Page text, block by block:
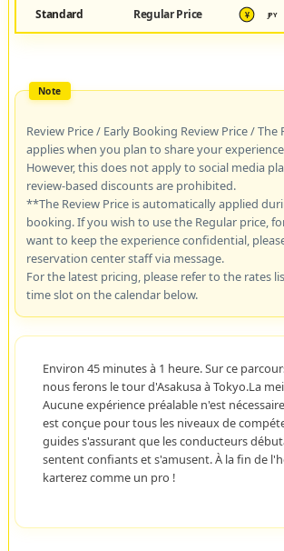
Standard Regular Price ¥ JPY
Review Price / Early Booking Review Price / The
applies when you plan to share your
However, this does not apply to social media
review-based discounts are prohibited.
**The Review Price is automatically applied
booking. If you wish to use the Regular price,
want to keep the experience confidential,
reservation center staff via message.
For the latest pricing, please refer to the rates
time slot on the calendar below.
Environ 45 minutes à 1 heure. Sur ce
nous ferons le tour d'Asakusa à Tokyo.La
Aucune expérience préalable n'est
est conçue pour tous les niveaux de
guides s'assurant que les conducteurs
sentent confiants et s'amusent. À la fin de
karterez comme un pro !